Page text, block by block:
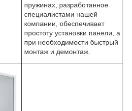
пружинах, разработанное
специалистами нашей
компании, обеспечивает
простоту установки панели, а
при необходимости быстрый
монтаж и демонтаж.